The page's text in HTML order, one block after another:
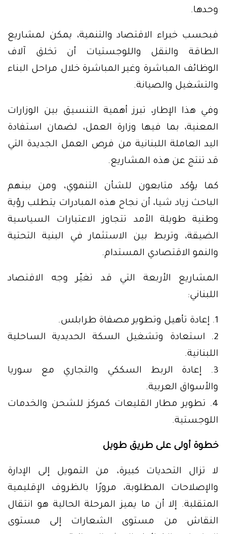
وحدها.
فبحسب خبراء الاقتصاد والتنمية، يمكن لمشاريع
الطاقة والنقل واللوجستيات أن تخلق آلاف
الوظائف المباشرة وغير المباشرة خلال مراحل البناء
والتشغيل والصيانة.
وفي هذا الإطار، تبرز أهمية التنسيق بين الوزارات
المعنية، بما فيها وزارة العمل، لضمان استفادة
اليد العاملة اللبنانية من فرص العمل الجديدة التي
قد تنتج عن هذه المشاريع.
كما يؤكد متابعون للشأن التنموي، ومن بينهم
الباحث زياد شيا، أن نجاح هذه المبادرات يتطلب رؤية
وطنية طويلة الأمد تتجاوز الاعتبارات السياسية
الضيقة، وتربط بين الاستثمار في البنية التحتية
والنمو الاقتصادي المستدام.
المشاريع الأربعة التي قد تغيّر وجه الاقتصاد
اللبناني:
1. إعادة تأهيل وتطوير مصفاة طرابلس.
2. استعادة وتشغيل السكة الحديدية الساحلية
اللبنانية.
3. إعادة الربط السككي والتجاري مع سوريا
والأسواق العربية.
4. تطوير مطار القليعات كمركز للشحن والخدمات
اللوجستية.
خطوة أولى على طريق طويل
لا تزال التحديات كبيرة، من التمويل إلى الإدارة
والإصلاحات المطلوبة، مرورًا بالظروف الإقليمية
المتقلبة. إلا أن ما يميز المرحلة الحالية هو انتقال
النقاش من مستوى الشعارات إلى مستوى